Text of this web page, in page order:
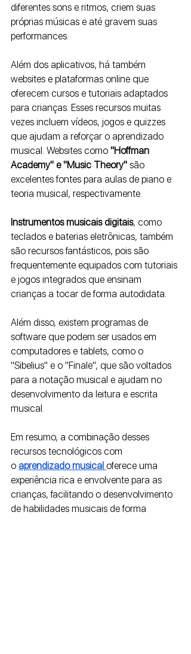
diferentes sons e ritmos, criem suas
próprias músicas e até gravem suas
performances.
Além dos aplicativos, há também
websites e plataformas online que
oferecem cursos e tutoriais adaptados
para crianças. Esses recursos muitas
vezes incluem vídeos, jogos e quizzes
que ajudam a reforçar o aprendizado
musical. Websites como "Hoffman
Academy" e "Music Theory" são
excelentes fontes para aulas de piano e
teoria musical, respectivamente.
Instrumentos musicais digitais, como
teclados e baterias eletrônicas, também
são recursos fantásticos, pois são
frequentemente equipados com tutoriais
e jogos integrados que ensinam
crianças a tocar de forma autodidata.
Além disso, existem programas de
software que podem ser usados em
computadores e tablets, como o
"Sibelius" e o "Finale", que são voltados
para a notação musical e ajudam no
desenvolvimento da leitura e escrita
musical.
Em resumo, a combinação desses
recursos tecnológicos com
o aprendizado musical oferece uma
experiência rica e envolvente para as
crianças, facilitando o desenvolvimento
de habilidades musicais de forma